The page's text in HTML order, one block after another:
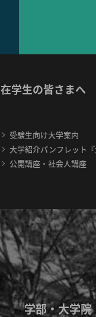
在学生の皆さまへ
受験生向け大学案内
大学紹介パンフレット『
公開講座・社会人講座
学部・大学院